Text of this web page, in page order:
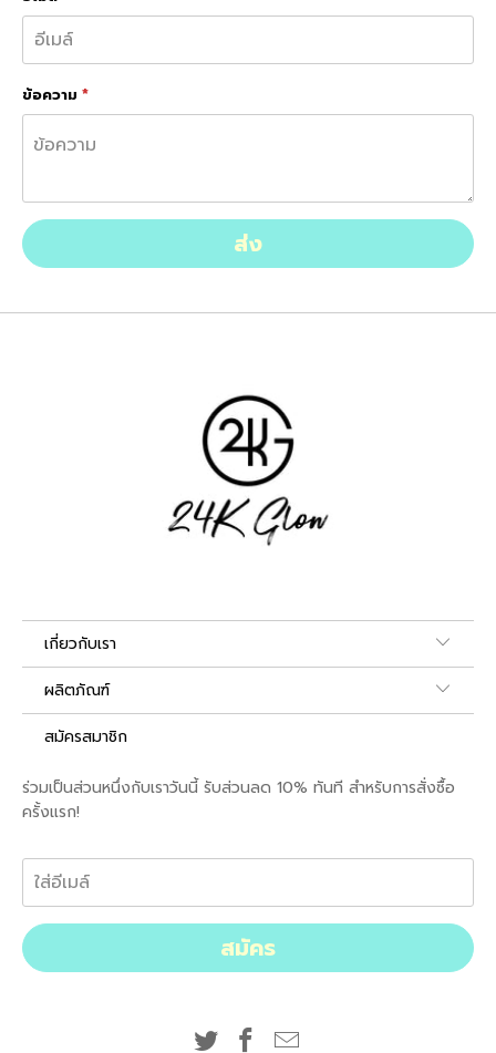
ข้อความ *
เกี่ยวกับเรา
ผลิตภัณฑ์
สมัครสมาชิก
ร่วมเป็นส่วนหนึ่งกับเราวันนี้ รับส่วนลด 10% ทันที สำหรับการสั่งซื้อ
ครั้งแรก!